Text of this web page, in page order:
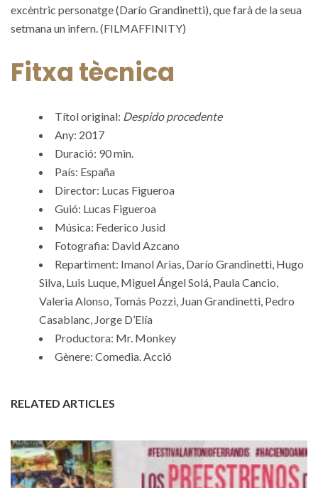
excèntric personatge (Darío Grandinetti), que farà de la seua
setmana un infern. (FILMAFFINITY)
Fitxa tècnica
Títol original: Despido procedente
Any: 2017
Duració: 90 min.
País: España
Director: Lucas Figueroa
Guió: Lucas Figueroa
Música: Federico Jusid
Fotografia: David Azcano
Repartiment: Imanol Arias, Darío Grandinetti, Hugo
Silva, Luis Luque, Miguel Ángel Solá, Paula Cancio,
Valeria Alonso, Tomás Pozzi, Juan Grandinetti, Pedro
Casablanc, Jorge D’Elía
Productora: Mr. Monkey
Gènere: Comedia. Acció
RELATED ARTICLES